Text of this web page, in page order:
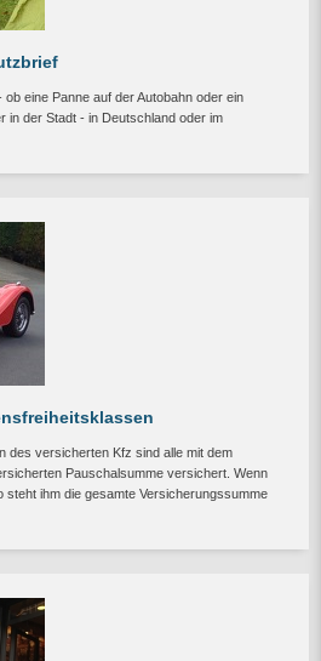
eine Panne auf der Autobahn oder ein
in der Stadt - in Deutschland oder im
des versicherten Kfz sind alle mit dem
Pauschalsumme versichert. Wenn
steht ihm die gesamte Versicherungssumme